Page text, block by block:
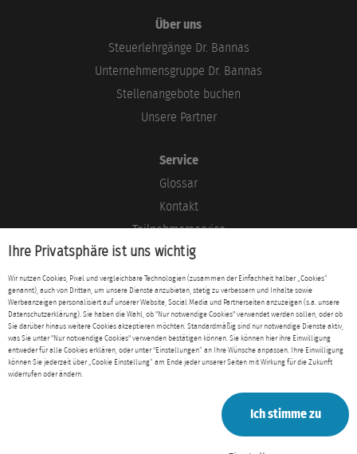
Über uns
Steuerlehrgänge Dr. Bannas
Unternehmensgruppe Dr. Bannas
Stellenangebote buchen
Unsere Partner
Service
Glossar
Kontakt
Teilnehmerservice
Blog
Rechtliches
Impressum
Datenschutz
AGB
Ihre Privatsphäre ist uns wichtig
Wir nutzen Cookies, Pixel und vergleichbare Technologien (zusammen der Einfachheit halber „Cookies“
genannt), auch von Dritten, um unsere Dienste anzubieten, stetig zu verbessern und Inhalte sowie
Werbeanzeigen personalisiert auf unserer Website, Social Media und Partnerseiten anzuzeigen (s.a. unsere
Datenschutzerklärung). Sie haben die Wahl, ob "Nur notwendige Cookies" verwendet werden sollen, oder ob
Sie darüber hinaus weitere Cookies akzeptieren möchten. Standardmäßig sind nur notwendige Dienste aktiv,
was Sie unter "Nur notwendige Cookies" verwenden bestätigen können. Sie können hier ihre Einwilligung
entweder für alle Cookies erklären, oder unter "Einstellungen“ an Ihre Wünsche anpassen. Ihre Einwilligung
können Sie jederzeit über „Cookie Einstellung“ am Ende jeder unserer Seiten mit Wirkung für die Zukunft
widerrufen oder ändern.
Ich stimme zu